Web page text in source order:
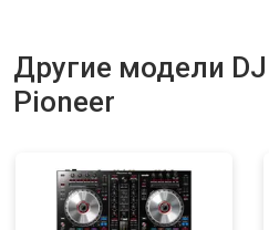
Другие модели
Pioneer